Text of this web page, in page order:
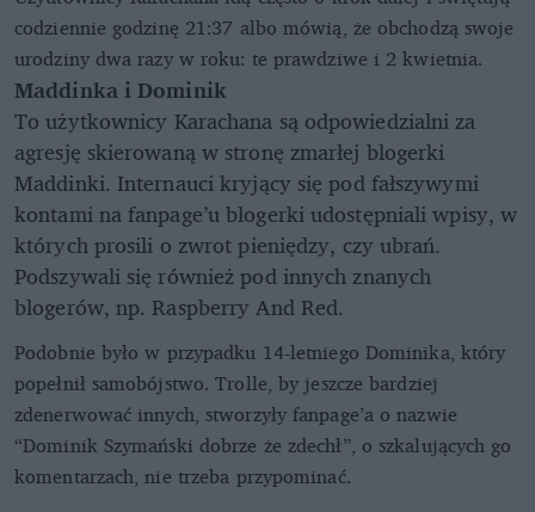
codziennie godzinę 21:37 albo mówią, że obchodzą swoje
urodziny dwa razy w roku: te prawdziwe i 2 kwietnia.
Maddinka i Dominik
To użytkownicy Karachana są odpowiedzialni za
agresję skierowaną w stronę zmarłej blogerki
Maddinki. Internauci kryjący się pod fałszywymi
kontami na fanpage’u blogerki udostępniali wpisy, w
których prosili o zwrot pieniędzy, czy ubrań.
Podszywali się również pod innych znanych
blogerów, np. Raspberry And Red.
Podobnie było w przypadku 14-letniego Dominika, który
popełnił samobójstwo. Trolle, by jeszcze bardziej
zdenerwować innych, stworzyły fanpage’a o nazwie
“Dominik Szymański dobrze że zdechł”, o szkalujących go
komentarzach, nie trzeba przypominać.